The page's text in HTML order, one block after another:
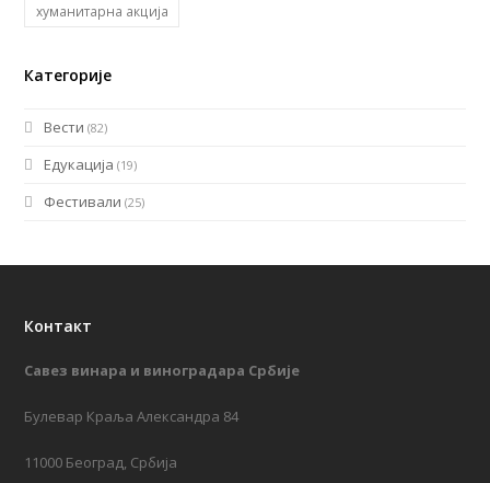
хуманитарна акција
Категорије
Вести (82)
Едукација (19)
Фестивали (25)
Контакт
Савез винара и виноградара Србије
Булевар Краља Александра 84
11000 Београд, Србија